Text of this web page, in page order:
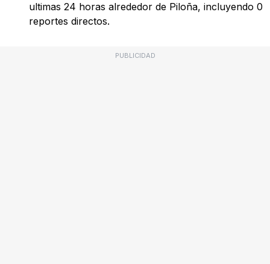
ultimas 24 horas alrededor de Piloña, incluyendo 0
reportes directos.
PUBLICIDAD